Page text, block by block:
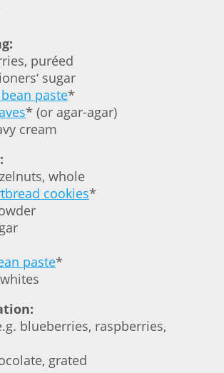
puréed
sugar
paste*
* (or agar-agar)
cream
whole
cookies*
paste*
blueberries, raspberries,
grated